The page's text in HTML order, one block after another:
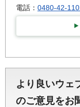
電話： 0480-42-
より良いウェ
のご意見をお